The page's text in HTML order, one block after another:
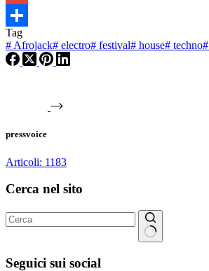
Gmail
Condividi
Tag
# Afrojack# electro# festival# house# techno#
pressvoice
Articoli: 1183
Cerca nel sito
risultato
Seguici sui social